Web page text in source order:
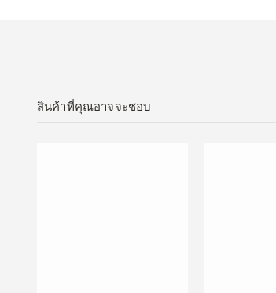
สินค้าที่คุณอาจจะชอบ